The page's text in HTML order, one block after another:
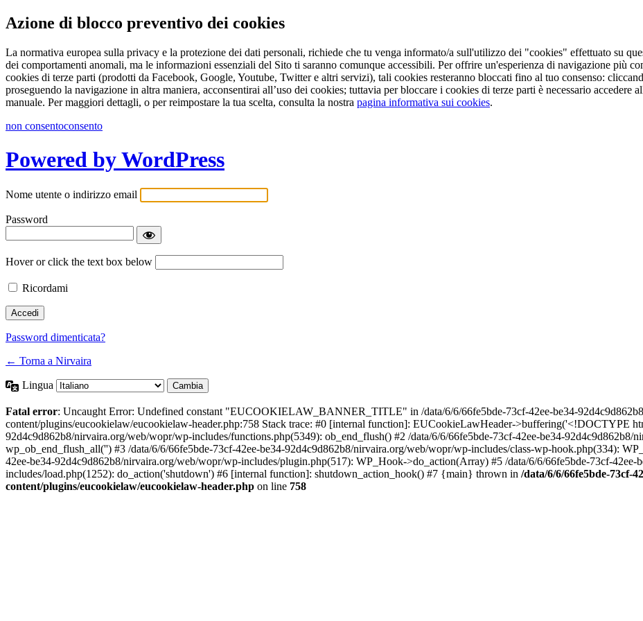
Azione di blocco preventivo dei cookies
La normativa europea sulla privacy e la protezione dei dati personali, richiede che tu venga informato/a sull'utilizzo dei "cookies" effettuato su
dei comportamenti anomali, ma le informazioni essenziali del Sito ti saranno comunque accessibili. Per offrire un'esperienza di navigazione più
cookies di terze parti (prodotti da Facebook, Google, Youtube, Twitter e altri servizi), tali cookies resteranno bloccati fino al tuo consenso:
proseguendo la navigazione in altra maniera, acconsentirai all’uso dei cookies; tuttavia per bloccare i cookies di terze parti è necessario
manuale. Per maggiori dettagli, o per reimpostare la tua scelta, consulta la nostra pagina informativa sui cookies.
non consentoconsento
Powered by WordPress
Nome utente o indirizzo email
Password
Hover or click the text box below
Ricordami
Password dimenticata?
← Torna a Nirvaira
Lingua
Fatal error: Uncaught Error: Undefined constant "EUCOOKIELAW_BANNER_TITLE" in /data/6/6/66fe5bde-73cf-42ee-be34-
content/plugins/eucookielaw/eucookielaw-header.php:758 Stack trace: #0 [internal function]: EUCookieLawHeader->buffering('<!DOCTYPE
92d4c9d862b8/nirvaira.org/web/wopr/wp-includes/functions.php(5349): ob_end_flush() #2 /data/6/6/66fe5bde-73cf-42ee-be34-
wp_ob_end_flush_all('') #3 /data/6/6/66fe5bde-73cf-42ee-be34-92d4c9d862b8/nirvaira.org/web/wopr/wp-includes/class-wp-hook.php(334):
42ee-be34-92d4c9d862b8/nirvaira.org/web/wopr/wp-includes/plugin.php(517): WP_Hook->do_action(Array) #5 /data/6/6/66fe5bde-73cf-
includes/load.php(1252): do_action('shutdown') #6 [internal function]: shutdown_action_hook() #7 {main} thrown in /data/6/6/66fe5bde-73cf-
content/plugins/eucookielaw/eucookielaw-header.php on line 758